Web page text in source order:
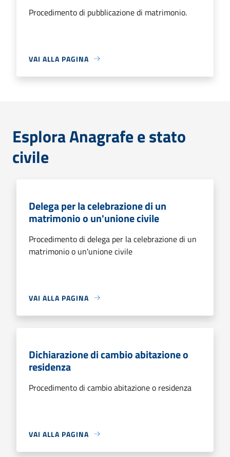
Procedimento di pubblicazione di matrimonio.
VAI ALLA PAGINA
Esplora Anagrafe e stato
civile
Delega per la celebrazione di un
matrimonio o un'unione civile
Procedimento di delega per la celebrazione di un
matrimonio o un'unione civile
VAI ALLA PAGINA
Dichiarazione di cambio abitazione o
residenza
Procedimento di cambio abitazione o residenza
VAI ALLA PAGINA